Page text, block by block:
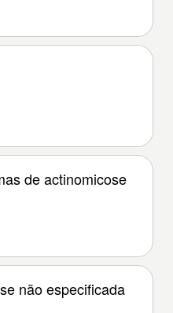
de actinomicose
não especificada